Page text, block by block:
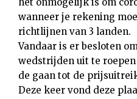
wanneer je rekening
richtlijnen van 3 landen.
Vandaar is er besloten
wedstrijden uit te
de gaan tot de
Deze keer vond deze